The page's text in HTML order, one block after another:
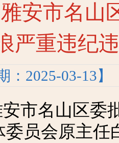
安市名山
严重违纪
：2025-03-13】
安市名山区委
委员会原主任